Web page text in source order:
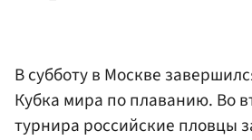
В субботу в Москве
Кубка мира по плаванию. Во
турнира российские пловцы